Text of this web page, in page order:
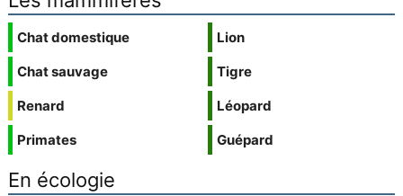
Chat domestique
Chat sauvage
Renard
Primates
Lion
Tigre
Léopard
Guépard
En écologie